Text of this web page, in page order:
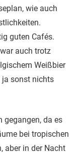
wie auch
guten Cafés.
auch trotz
Weißbier
ja sonst nichts
gegangen, da es
bei tropischen
aber in der Nacht